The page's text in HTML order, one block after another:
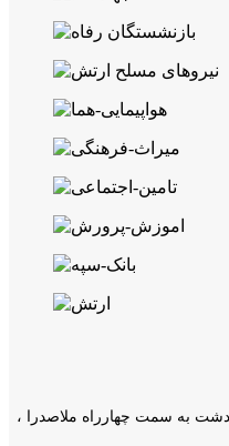
به سمت چهارراه ملاصدرا ،